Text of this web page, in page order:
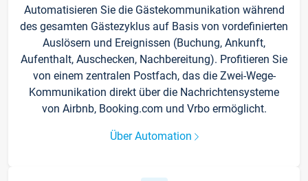
Automatisieren Sie die Gästekommunikation während
des gesamten Gästezyklus auf Basis von vordefinierten
Auslösern und Ereignissen (Buchung, Ankunft,
Aufenthalt, Auschecken, Nachbereitung). Profitieren Sie
von einem zentralen Postfach, das die Zwei-Wege-
Kommunikation direkt über die Nachrichtensysteme
von Airbnb, Booking.com und Vrbo ermöglicht.
Über Automation